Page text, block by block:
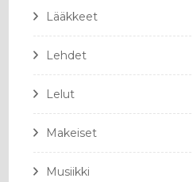
Lääkkeet
Lehdet
Lelut
Makeiset
Musiikki